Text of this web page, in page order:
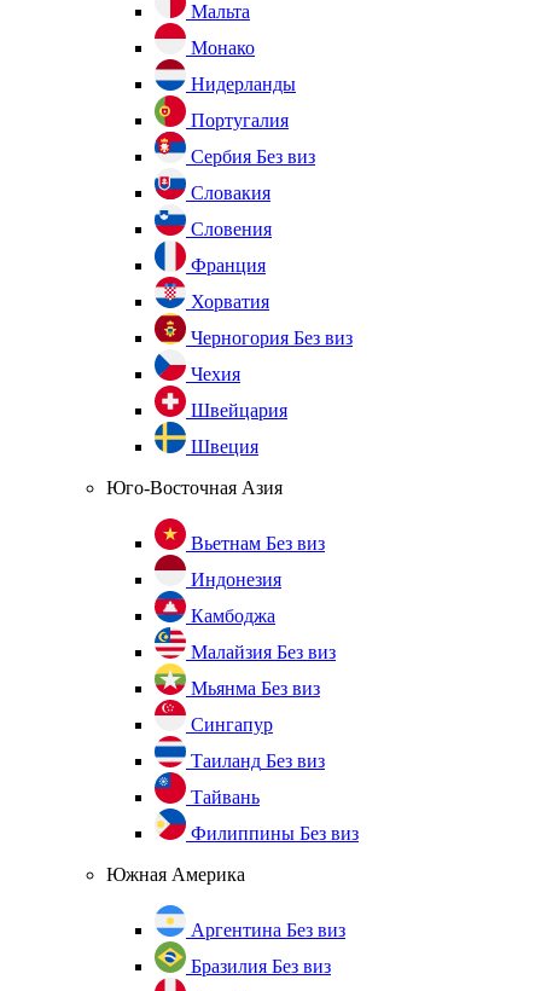
Мальта
Монако
Нидерланды
Португалия
Сербия Без виз
Словакия
Словения
Франция
Хорватия
Черногория Без виз
Чехия
Швейцария
Швеция
Юго-Восточная Азия
Вьетнам Без виз
Индонезия
Камбоджа
Малайзия Без виз
Мьянма Без виз
Сингапур
Таиланд Без виз
Тайвань
Филиппины Без виз
Южная Америка
Аргентина Без виз
Бразилия Без виз